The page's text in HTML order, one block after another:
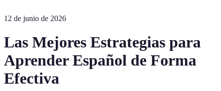
12 de junio de 2026
Las Mejores Estrategias para
Aprender Español de Forma
Efectiva